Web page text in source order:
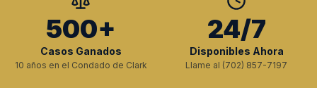
500+
Casos Ganados
10 años en el Condado de Clark
24/7
Disponibles Ahora
Llame al (702) 857-7197